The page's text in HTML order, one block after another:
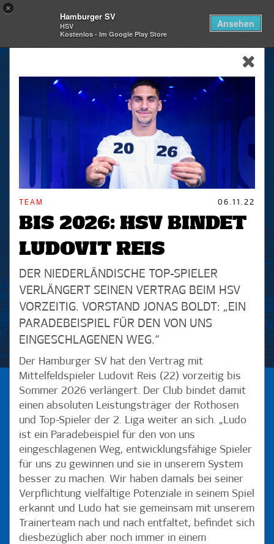
×
Hamburger SV
HSV
Kostenlos - Im Google Play Store
Ansehen
skip_navigation
TEAM 06.11.22
BIS 2026: HSV BINDET
LUDOVIT REIS
DER NIEDERLÄNDISCHE TOP-SPIELER
VERLÄNGERT SEINEN VERTRAG BEIM HSV
VORZEITIG. VORSTAND JONAS BOLDT: „EIN
PARADEBEISPIEL FÜR DEN VON UNS
EINGESCHLAGENEN WEG.“
Der Hamburger SV hat den Vertrag mit
Mittelfeldspieler Ludovit Reis (22) vorzeitig bis
Sommer 2026 verlängert. Der Club bindet damit
einen absoluten Leistungsträger der Rothosen
und Top-Spieler der 2. Liga weiter an sich. „Ludo
ist ein Paradebeispiel für den von uns
eingeschlagenen Weg, entwicklungsfähige Spieler
für uns zu gewinnen und sie in unserem System
besser zu machen. Wir haben damals bei seiner
Verpflichtung vielfältige Potenziale in seinem Spiel
erkannt und Ludo hat sie gemeinsam mit unserem
Trainerteam nach und nach entfaltet, befindet sich
diesbezüglich aber noch immer in einem